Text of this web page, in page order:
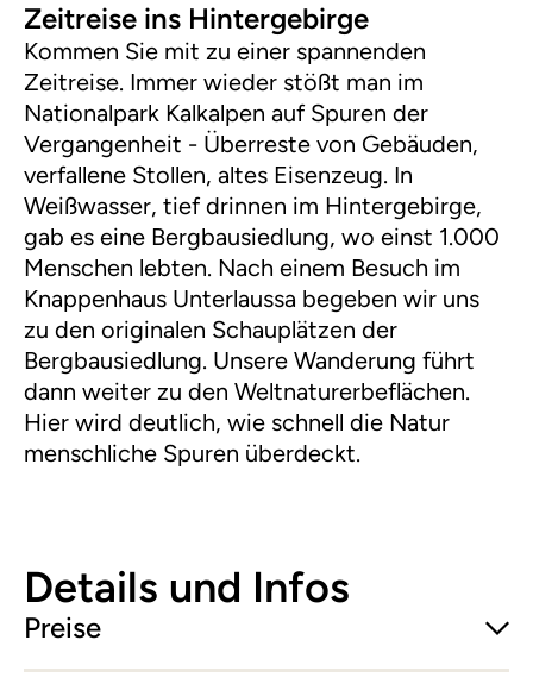
Zeitreise ins Hintergebirge
Kommen Sie mit zu einer spannenden
Zeitreise. Immer wieder stößt man im
Nationalpark Kalkalpen auf Spuren der
Vergangenheit - Überreste von Gebäuden,
verfallene Stollen, altes Eisenzeug. In
Weißwasser, tief drinnen im Hintergebirge,
gab es eine Bergbausiedlung, wo einst 1.000
Menschen lebten. Nach einem Besuch im
Knappenhaus Unterlaussa begeben wir uns
zu den originalen Schauplätzen der
Bergbausiedlung. Unsere Wanderung führt
dann weiter zu den Weltnaturerbeflächen.
Hier wird deutlich, wie schnell die Natur
menschliche Spuren überdeckt.
Details und Infos
Preise